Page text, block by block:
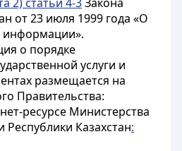
от 23 июля 1999 года «О
информации».
о порядке
услуги и
размещается на
Правительства:
ресурсе Министерства
Казахстан: